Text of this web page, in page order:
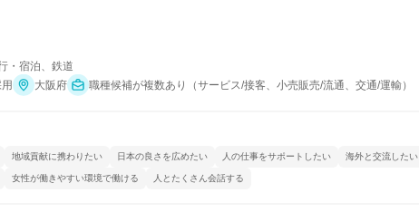
・宿泊、鉄道
大阪府 職種候補が複数あり（サービス/接客、小売販売/流通、交通/運輸）
地域貢献に携わりたい 日本の良さを広めたい 人の仕事をサポートしたい 海外と交流したい
女性が働きやすい環境で働ける 人とたくさん会話する